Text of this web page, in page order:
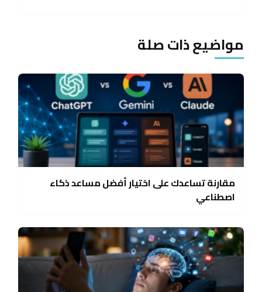
مواضيع ذات صلة
مقارنة تساعدك على اختيار أفضل مساعد ذكاء
اصطناعي